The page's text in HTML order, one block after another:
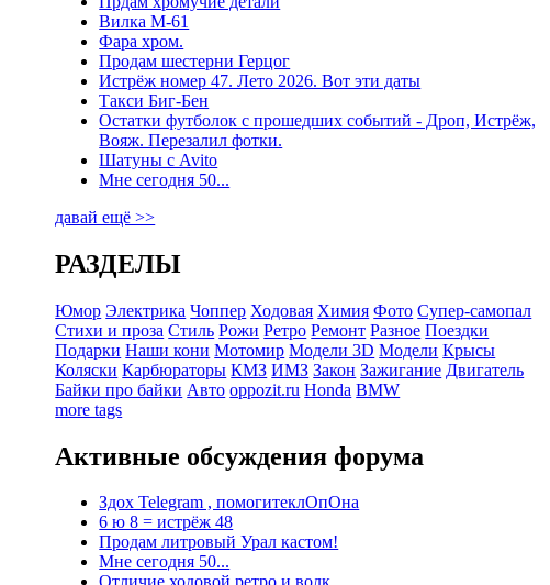
Вилка М-61
Фара хром.
Продам шестерни Герцог
Истрёж номер 47. Лето 2026. Вот эти даты
Такси Биг-Бен
Остатки футболок с прошедших событий - Дроп, Истрёж,
Вояж. Перезалил фотки.
Шатуны с Avito
Мне сегодня 50...
давай ещё >>
РАЗДЕЛЫ
Юмор Электрика Чоппер Ходовая Химия Фото Супер-самопал
Стихи и проза Стиль Рожи Ретро Ремонт Разное Поездки
Подарки Наши кони Мотомир Модели 3D Модели Крысы
Коляски Карбюраторы КМЗ ИМЗ Закон Зажигание Двигатель
Байки про байки Авто oppozit.ru Honda BMW
more tags
Активные обсуждения форума
Здох Telegram , помогитеклОпОна
6 ю 8 = истрёж 48
Продам литровый Урал кастом!
Мне сегодня 50...